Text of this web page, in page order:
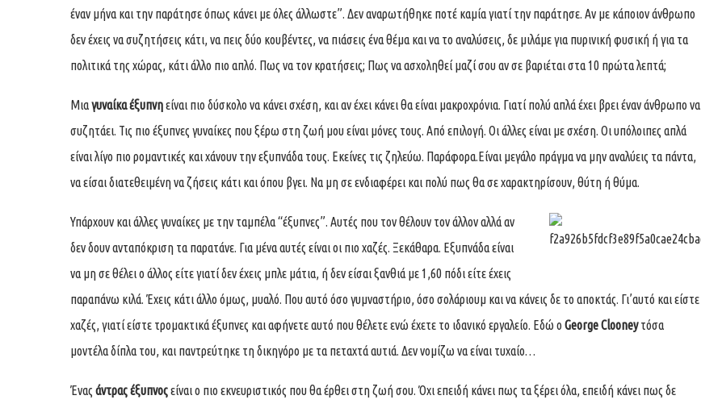
έναν μήνα και την παράτησε όπως κάνει με όλες άλλωστε”. Δεν αναρωτήθηκε ποτέ καμία γιατί την παράτησε. Αν με κάποιον άνθρωπο
δεν έχεις να συζητήσεις κάτι, να πεις δύο κουβέντες, να πιάσεις ένα θέμα και να το αναλύσεις, δε μιλάμε για πυρινική φυσική ή για τα
πολιτικά της χώρας, κάτι άλλο πιο απλό. Πως να τον κρατήσεις; Πως να ασχοληθεί μαζί σου αν σε βαριέται στα 10 πρώτα λεπτά;
Μιαγυναίκα έξυπνηείναι πιο δύσκολο να κάνει σχέση, και αν έχει κάνει θα είναι μακροχρόνια. Γιατί πολύ απλά έχει βρει έναν άνθρωπο να
συζητάει. Τις πιο έξυπνες γυναίκες που ξέρω στη ζωή μου είναι μόνες τους. Από επιλογή. Οι άλλες είναι με σχέση. Οι υπόλοιπες απλά
είναι λίγο πιο ρομαντικές και χάνουν την εξυπνάδα τους. Εκείνες τις ζηλεύω. Παράφορα.Είναι μεγάλο πράγμα να μην αναλύεις τα πάντα,
να είσαι διατεθειμένη να ζήσεις κάτι και όπου βγει. Να μη σε ενδιαφέρει και πολύ πως θα σε χαρακτηρίσουν, θύτη ή θύμα.
Υπάρχουν και άλλες γυναίκες με την ταμπέλα “έξυπνες”. Αυτές που τον θέλουν τον άλλον αλλά αν
δεν δουν ανταπόκριση τα παρατάνε. Για μένα αυτές είναι οι πιο χαζές. Ξεκάθαρα. Εξυπνάδα είναι
να μη σε θέλει ο άλλος είτε γιατί δεν έχεις μπλε μάτια, ή δεν είσαι ξανθιά με 1,60 πόδι είτε έχεις
παραπάνω κιλά. Έχεις κάτι άλλο όμως, μυαλό. Που αυτό όσο γυμναστήριο, όσο σολάριουμ και να κάνεις δε το αποκτάς. Γι’αυτό και είστε
χαζές, γιατί είστε τρομακτικά έξυπνες και αφήνετε αυτό που θέλετε ενώ έχετε το ιδανικό εργαλείο. Εδώ ο George Clooneyτόσα
μοντέλα δίπλα του, και παντρεύτηκε τη δικηγόρο με τα πεταχτά αυτιά. Δεν νομίζω να είναι τυχαίο…
Ένας άντρας έξυπνοςείναι ο πιο εκνευριστικός που θα έρθει στη ζωή σου. Όχι επειδή κάνει πως τα ξέρει όλα, επειδή κάνει πως δε